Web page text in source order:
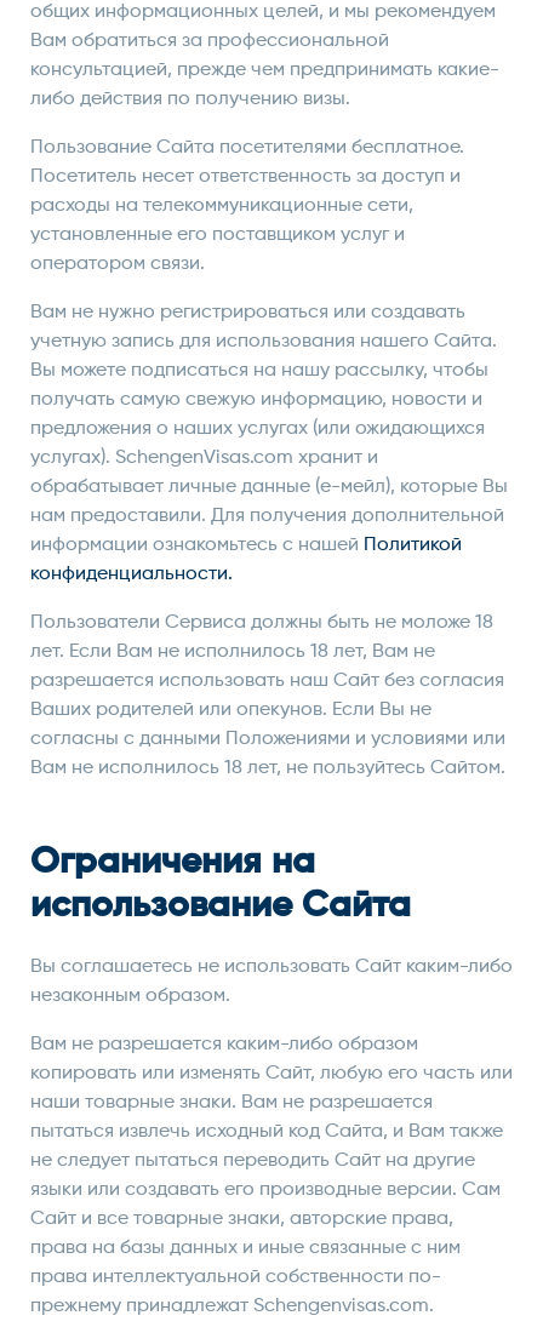
общих информационных целей, и мы рекомендуем
Вам обратиться за профессиональной
консультацией, прежде чем предпринимать какие-
либо действия по получению визы.
Пользование Сайта посетителями бесплатное.
Посетитель несет ответственность за доступ и
расходы на телекоммуникационные сети,
установленные его поставщиком услуг и
оператором связи.
Вам не нужно регистрироваться или создавать
учетную запись для использования нашего Сайта.
Вы можете подписаться на нашу рассылку, чтобы
получать самую свежую информацию, новости и
предложения о наших услугах (или ожидающихся
услугах). SchengenVisas.com хранит и
обрабатывает личные данные (е-мейл), которые Вы
нам предоставили. Для получения дополнительной
информации ознакомьтесь с нашей
Политикой
конфиденциальности.
Пользователи Сервиса должны быть не моложе 18
лет. Если Вам не исполнилось 18 лет, Вам не
разрешается использовать наш Сайт без согласия
Ваших родителей или опекунов. Если Вы не
согласны с данными Положениями и условиями или
Вам не исполнилось 18 лет, не пользуйтесь Сайтом.
Ограничения на
использование Сайта
Вы соглашаетесь не использовать Сайт каким-либо
незаконным образом.
Вам не разрешается каким-либо образом
копировать или изменять Сайт, любую его часть или
наши товарные знаки. Вам не разрешается
пытаться извлечь исходный код Сайта, и Вам также
не следует пытаться переводить Сайт на другие
языки или создавать его производные версии. Сам
Сайт и все товарные знаки, авторские права,
права на базы данных и иные связанные с ним
права интеллектуальной собственности по-
прежнему принадлежат Schengenvisas.com.